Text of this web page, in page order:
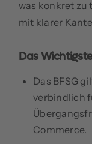
was konkret zu
mit klarer
Das
Das BFSG
verbindlich
Commerce.